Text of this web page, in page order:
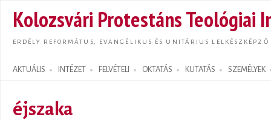
Kolozsvári Protestáns Teológiai
ERDÉLY REFORMÁTUS, EVANGÉLIKUS ÉS UNITÁRIUS LELKÉSZKÉPZŐ
AKTUÁLIS INTÉZET FELVÉTELI OKTATÁS KUTATÁS SZEMÉLYEK
Search form
éjszaka